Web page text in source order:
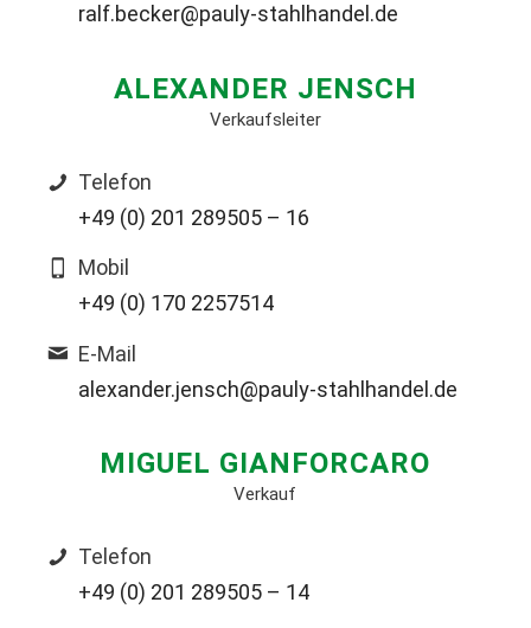
ralf.becker@pauly-stahlhandel.de
ALEXANDER JENSCH
Verkaufsleiter
Telefon
+49 (0) 201 289505 – 16
Mobil
+49 (0) 170 2257514
E-Mail
alexander.jensch@pauly-stahlhandel.de
MIGUEL GIANFORCARO
Verkauf
Telefon
+49 (0) 201 289505 – 14